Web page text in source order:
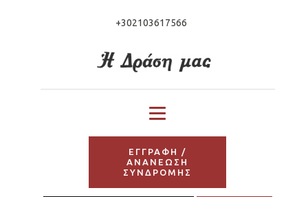
+302103617566
ΕΓΓΡΑΦΗ /
ΑΝΑΝΕΩΣΗ
ΣΥΝΔΡΟΜΗΣ